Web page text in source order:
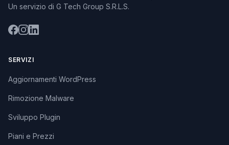
Un servizio di G Tech Group S.R.L.S.
SERVIZI
Aggiornamenti WordPress
Rimozione Malware
Sviluppo Plugin
Piani e Prezzi